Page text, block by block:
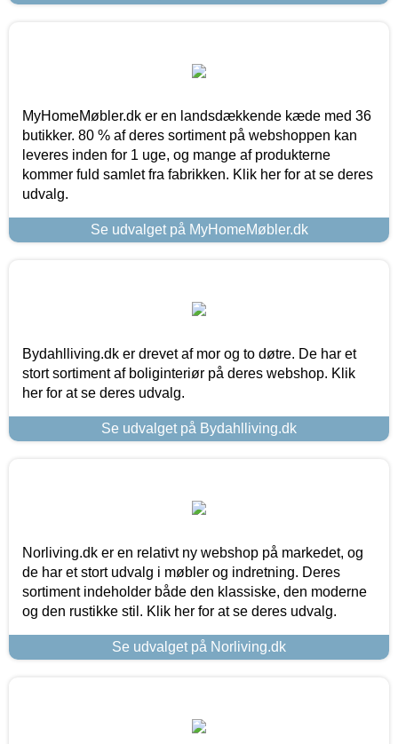
MyHomeMøbler.dk er en landsdækkende kæde med 36
butikker. 80 % af deres sortiment på webshoppen kan
leveres inden for 1 uge, og mange af produkterne
kommer fuld samlet fra fabrikken. Klik her for at se deres
udvalg.
Se udvalget på MyHomeMøbler.dk
Bydahlliving.dk er drevet af mor og to døtre. De har et
stort sortiment af boliginteriør på deres webshop. Klik
her for at se deres udvalg.
Se udvalget på Bydahlliving.dk
Norliving.dk er en relativt ny webshop på markedet, og
de har et stort udvalg i møbler og indretning. Deres
sortiment indeholder både den klassiske, den moderne
og den rustikke stil. Klik her for at se deres udvalg.
Se udvalget på Norliving.dk